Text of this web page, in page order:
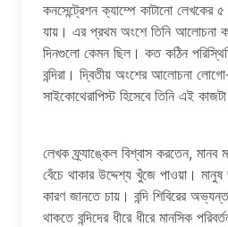
কনসেন্ট্রেশন ক্যাম্পে কাটানো লেখকের
যায়। এর প্রথম অংশে তিনি আলোচনা
দিনগুলো কেমন ছিল। কত কঠিন
বন্দিরা। দ্বিতীয় অংশের আলোচনা
সাইকোথেরাপিস্ট হিসেবে তিনি এই
লেখক ফ্র্যাঙ্কেল বিশ্বাস করতেন, মানব
বেঁচে থাকার উদ্দেশ্য খুঁজে পাওয়া।
কারণ জানতে চায়। বন্দি শিবিরের
থাকতে বন্দিদের ধীরে ধীরে মানসিক